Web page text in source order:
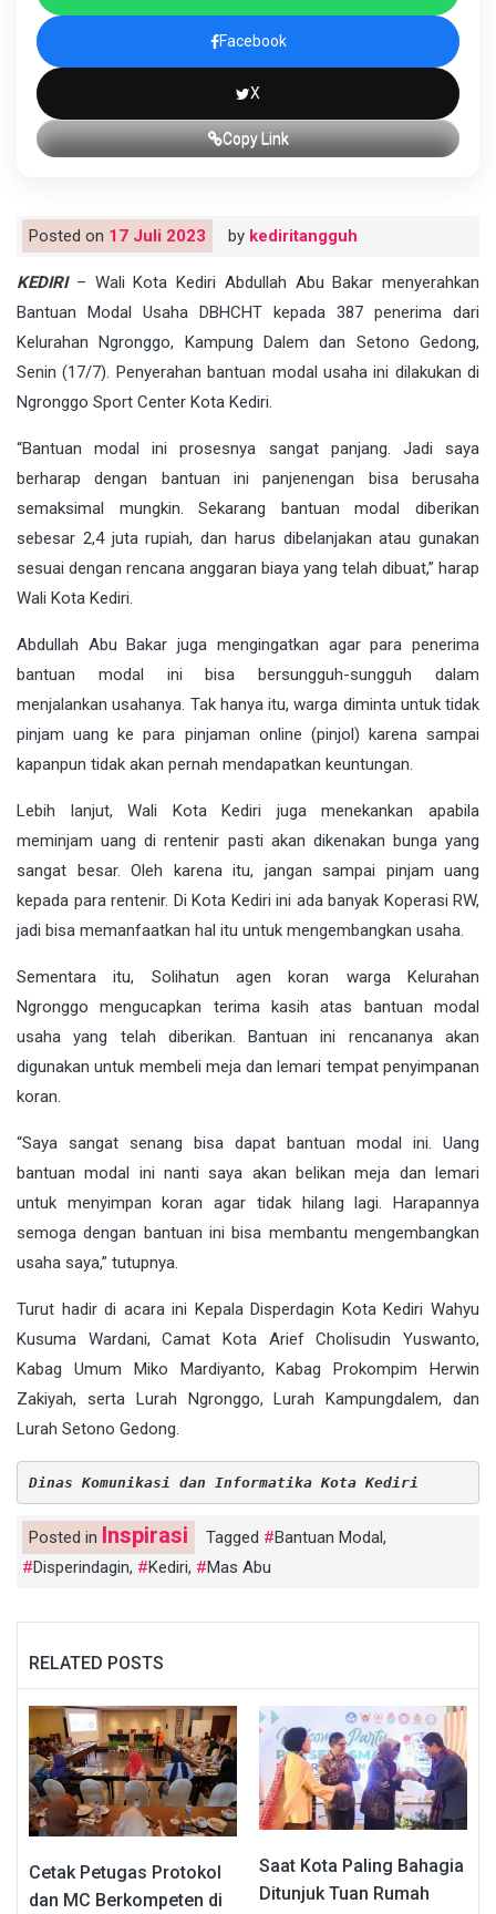
Facebook
X
Copy Link
Posted on 17 Juli 2023 by kediritangguh
KEDIRI– Wali Kota Kediri Abdullah Abu Bakar menyerahkan
Bantuan Modal Usaha DBHCHT kepada 387 penerima dari
Kelurahan Ngronggo, Kampung Dalem dan Setono Gedong,
Senin (17/7). Penyerahan bantuan modal usaha ini dilakukan di
Ngronggo Sport Center Kota Kediri.
“Bantuan modal ini prosesnya sangat panjang. Jadi saya
berharap dengan bantuan ini panjenengan bisa berusaha
semaksimal mungkin. Sekarang bantuan modal diberikan
sebesar 2,4 juta rupiah, dan harus dibelanjakan atau gunakan
sesuai dengan rencana anggaran biaya yang telah dibuat,” harap
Wali Kota Kediri.
Abdullah Abu Bakar juga mengingatkan agar para penerima
bantuan modal ini bisa bersungguh-sungguh dalam
menjalankan usahanya. Tak hanya itu, warga diminta untuk tidak
pinjam uang ke para pinjaman online (pinjol) karena sampai
kapanpun tidak akan pernah mendapatkan keuntungan.
Lebih lanjut, Wali Kota Kediri juga menekankan apabila
meminjam uang di rentenir pasti akan dikenakan bunga yang
sangat besar. Oleh karena itu, jangan sampai pinjam uang
kepada para rentenir. Di Kota Kediri ini ada banyak Koperasi RW,
jadi bisa memanfaatkan hal itu untuk mengembangkan usaha.
Sementara itu, Solihatun agen koran warga Kelurahan
Ngronggo mengucapkan terima kasih atas bantuan modal
usaha yang telah diberikan. Bantuan ini rencananya akan
digunakan untuk membeli meja dan lemari tempat penyimpanan
koran.
“Saya sangat senang bisa dapat bantuan modal ini. Uang
bantuan modal ini nanti saya akan belikan meja dan lemari
untuk menyimpan koran agar tidak hilang lagi. Harapannya
semoga dengan bantuan ini bisa membantu mengembangkan
usaha saya,” tutupnya.
Turut hadir di acara ini Kepala Disperdagin Kota Kediri Wahyu
Kusuma Wardani, Camat Kota Arief Cholisudin Yuswanto,
Kabag Umum Miko Mardiyanto, Kabag Prokompim Herwin
Zakiyah, serta Lurah Ngronggo, Lurah Kampungdalem, dan
Lurah Setono Gedong.
Dinas Komunikasi dan Informatika Kota Kediri
Posted in Inspirasi Tagged Bantuan Modal,
Disperindagin, Kediri, Mas Abu
RELATED POSTS
Cetak Petugas Protokol
dan MC Berkompeten di
Saat Kota Paling Bahagia
Ditunjuk Tuan Rumah